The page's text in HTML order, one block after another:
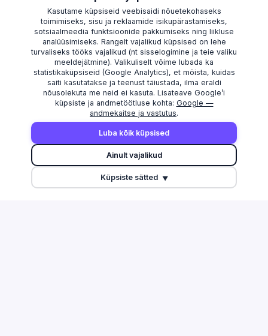
AVASTAMA
Edetabel
MAAKONNAD
Harju maakond
Tartu maakond
Pärnu maakond
Kasutame küpsiseid veebisaidi nõuetekohaseks
toimimiseks, sisu ja reklaamide isikupärastamiseks,
sotsiaalmeedia funktsioonide pakkumiseks ning liikluse
analüüsimiseks. Rangelt vajalikud küpsised on lehe
turvaliseks tööks vajalikud (nt sisselogimine ja teie valiku
meeldejätmine). Valikuliselt võime lubada ka
statistikaküpsiseid (Google Analytics), et mõista, kuidas
saiti kasutatakse ja teenust täiustada, ilma eraldi
nõusolekuta me neid ei kasuta. Lisateave Google’i
küpsiste ja andmetöötluse kohta: Google —
andmekaitse ja vastutus.
Luba kõik küpsised
Ainult vajalikud
Küpsiste sätted ▼